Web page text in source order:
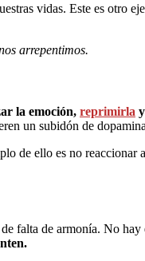
vidas. Este es otro
arrepentimos.
la emoción, reprimirla
un subidón de
de ello es no reaccionar
falta de armonía. No